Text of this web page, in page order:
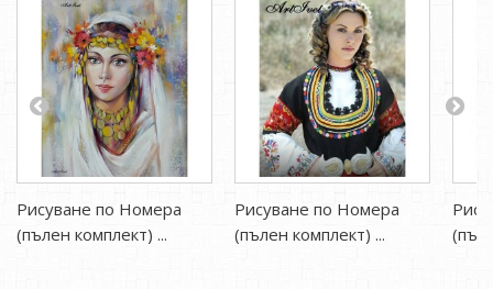
Рисуване по Номера
(пълен комплект) ...
Рисуване по Номера
(пълен комплект) ...